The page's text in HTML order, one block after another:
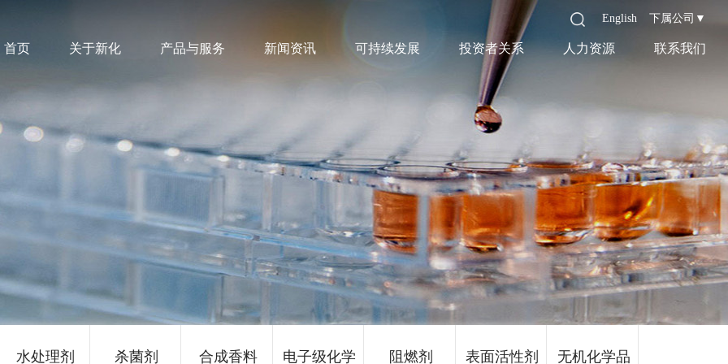
下属公司▼
English
首页 关于新化 产品与服务 新闻资讯 可持续发展 投资者关系 人力资源 联系我们
水处理剂 杀菌剂 合成香料 电子级化学 阻燃剂 表面活性剂 无机化学品